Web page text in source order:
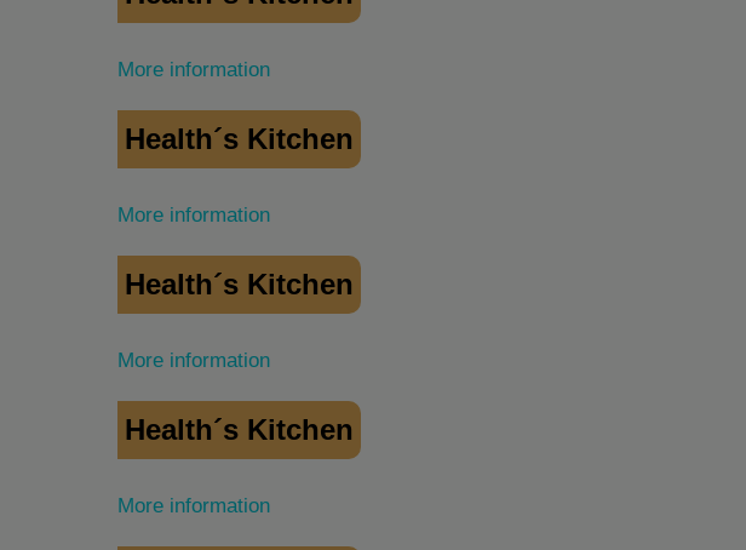
More information
Health´s Kitchen
More information
Health´s Kitchen
More information
Health´s Kitchen
More information